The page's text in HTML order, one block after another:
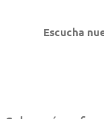
Escucha